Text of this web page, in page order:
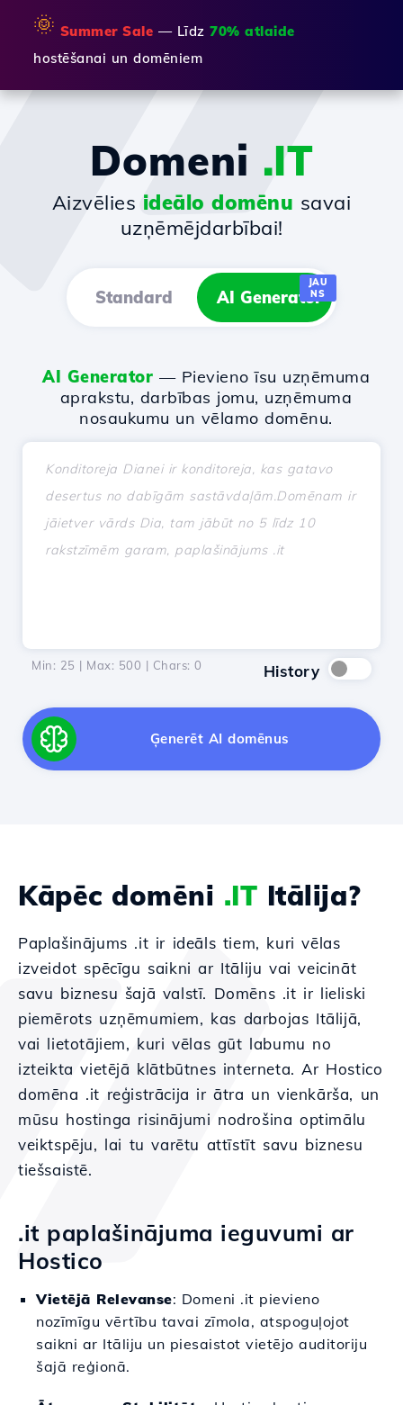
🌞 Summer Sale — Līdz 70% atlaide
hostēšanai un domēniem
Domeni .IT
Aizvēlies ideālo domēnu savai
uzņēmējdarbībai!
Standard AI Generator
JAU
NS
AI Generator — Pievieno īsu uzņēmuma
aprakstu, darbības jomu, uzņēmuma
nosaukumu un vēlamo domēnu.
Min: 25 | Max: 500 | Chars: 0 History
Ģenerēt AI domēnus
Kāpēc domēni .IT Itālija?
Paplašinājums .it ir ideāls tiem, kuri vēlas
izveidot spēcīgu saikni ar Itāliju vai veicināt
savu biznesu šajā valstī. Domēns .it ir lieliski
piemērots uzņēmumiem, kas darbojas Itālijā,
vai lietotājiem, kuri vēlas gūt labumu no
izteikta vietējā klātbūtnes interneta. Ar Hostico
domēna .it reģistrācija ir ātra un vienkārša, un
mūsu hostinga risinājumi nodrošina optimālu
veiktspēju, lai tu varētu attīstīt savu biznesu
tiešsaistē.
.it paplašinājuma ieguvumi ar
Hostico
Vietējā Relevanse: Domeni .it pievieno
nozīmīgu vērtību tavai zīmola, atspoguļojot
saikni ar Itāliju un piesaistot vietējo auditoriju
šajā reģionā.